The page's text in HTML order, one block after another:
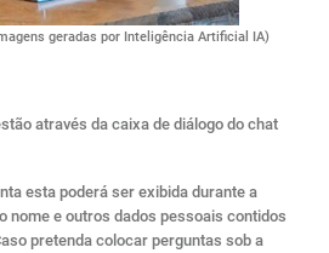
geradas por Inteligência Artificial IA)
através da caixa de diálogo do chat
esta poderá ser exibida durante a
nome e outros dados pessoais contidos
pretenda colocar perguntas sob a